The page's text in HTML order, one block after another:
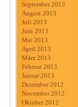
September 2013
August 2013
Juli 2013
Juni 2013
Mai 2013
April 2013
März 2013
Februar 2013
Januar 2013
Dezember 2012
November 2012
Oktober 2012